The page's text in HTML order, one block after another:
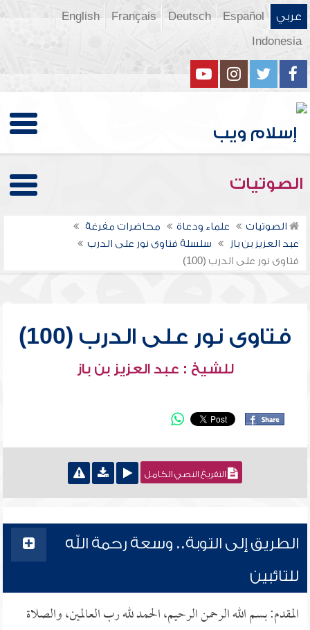
عربي Español
Deutsch
Français
English
Indonesia
الصوتيات
الصوتيات علماء ودعاة
محاضرات مفرغة
عبد العزيز بن باز
سلسلة فتاوى نور على الدرب
فتاوى نور على الدرب (100)
فتاوى نور على الدرب (100)
للشيخ : عبد العزيز بن باز
التفريغ النصي الكامل
الطريق إلى التوبة.. وسعة رحمة الله
للتائبين
المقدم: بسم الله الرحمن الرحيم، الحمد لله رب العالمين، والصلاة